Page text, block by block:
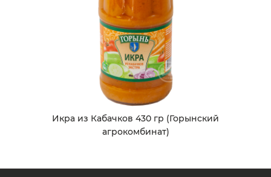
Икра из Кабачков 430 гр (Горынский
агрокомбинат)